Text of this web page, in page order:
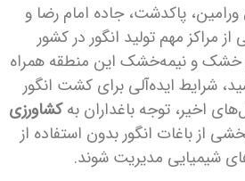
ورامین، پاکدشت، جاده امام رضا و
مراکز مهم تولید انگور در کشور
و نیمه‌خشک این منطقه همراه
شرایط ایده‌آلی برای کشت انگور
اخیر، توجه باغداران بهکشاورزی
از باغات انگور بدون استفاده از
شیمیایی مدیریت شوند.